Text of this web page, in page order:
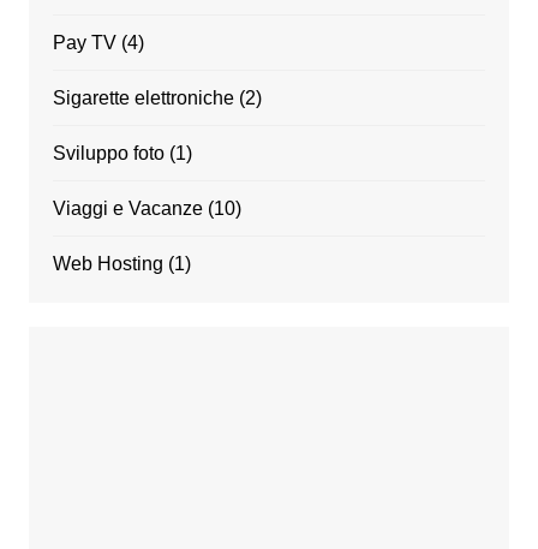
Pay TV(4)
Sigarette elettroniche(2)
Sviluppo foto(1)
Viaggi e Vacanze(10)
Web Hosting (1)